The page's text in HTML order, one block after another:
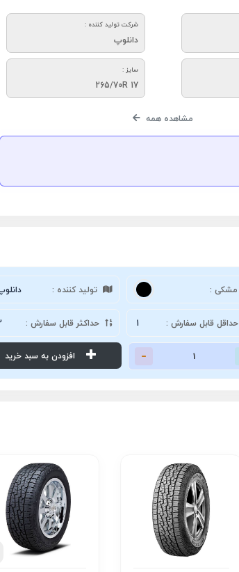
شرکت تولید کننده :
دانلوپ
سایز :
265/70R 17
مشاهده همه
مشکی : تولید کننده :
حداقل قابل سفارش : 1 حداکثر قابل سفارش :
لاستیک بی اف گودریچ
265/70R 17 گل All-
Terrain...
105,000,000 تومان
مشاهده محصول